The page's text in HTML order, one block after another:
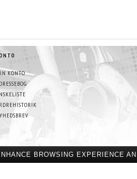
KONTO
BROWSING EXPERIENCE